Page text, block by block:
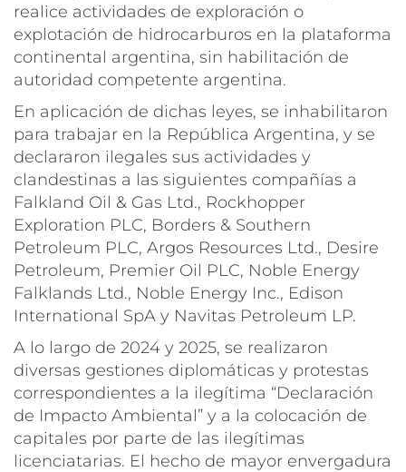
realice actividades de exploración o
explotación de hidrocarburos en la plataforma
continental argentina, sin habilitación de
autoridad competente argentina.
En aplicación de dichas leyes, se inhabilitaron
para trabajar en la República Argentina, y se
declararon ilegales sus actividades y
clandestinas a las siguientes compañías a
Falkland Oil & Gas Ltd., Rockhopper
Exploration PLC, Borders & Southern
Petroleum PLC, Argos Resources Ltd., Desire
Petroleum, Premier Oil PLC, Noble Energy
Falklands Ltd., Noble Energy Inc., Edison
International SpA y Navitas Petroleum LP.
A lo largo de 2024 y 2025, se realizaron
diversas gestiones diplomáticas y protestas
correspondientes a la ilegítima “Declaración
de Impacto Ambiental” y a la colocación de
capitales por parte de las ilegítimas
licenciatarias. El hecho de mayor envergadura